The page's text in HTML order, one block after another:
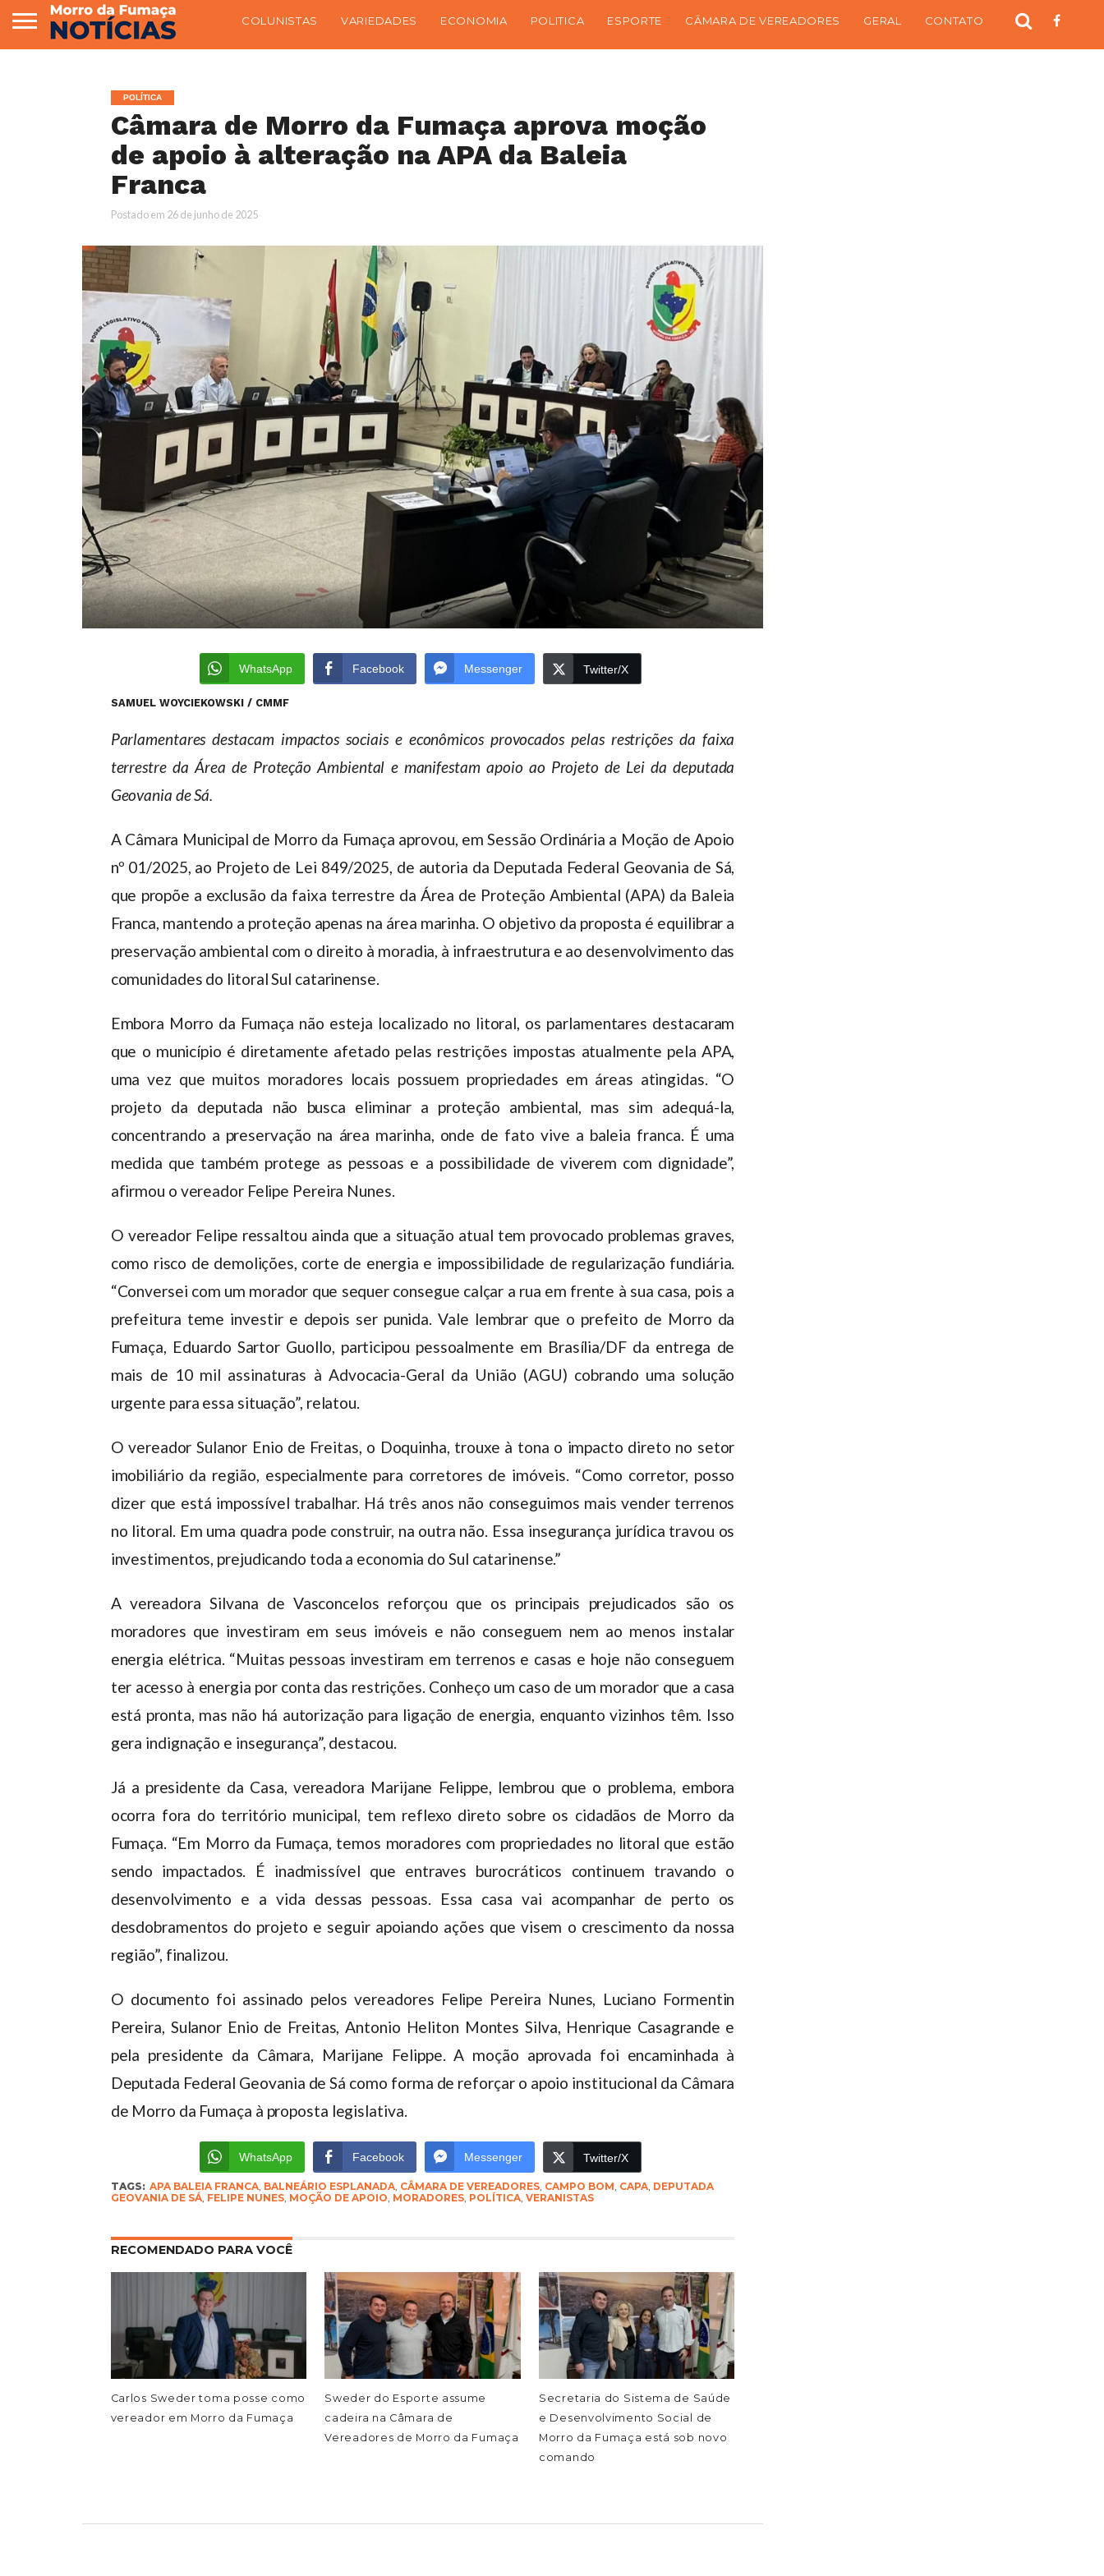
COLUNISTAS VARIEDADES ECONOMIA POLITICA ESPORTE CÂMARA DE VEREADORES GERAL CONTATO
POLÍTICA
Câmara de Morro da Fumaça aprova moção
de apoio à alteração na APA da Baleia
Franca
Postado em 26 de junho de 2025
WhatsApp Facebook Messenger Twitter/X
SAMUEL WOYCIEKOWSKI / CMMF
Parlamentares destacam impactos sociais e econômicos provocados pelas restrições da faixa
terrestre da Área de Proteção Ambiental e manifestam apoio ao Projeto de Lei da deputada
Geovania de Sá.
A Câmara Municipal de Morro da Fumaça aprovou, em Sessão Ordinária a Moção de Apoio
nº 01/2025, ao Projeto de Lei 849/2025, de autoria da Deputada Federal Geovania de Sá,
que propõe a exclusão da faixa terrestre da Área de Proteção Ambiental (APA) da Baleia
Franca, mantendo a proteção apenas na área marinha. O objetivo da proposta é equilibrar a
preservação ambiental com o direito à moradia, à infraestrutura e ao desenvolvimento das
comunidades do litoral Sul catarinense.
Embora Morro da Fumaça não esteja localizado no litoral, os parlamentares destacaram
que o município é diretamente afetado pelas restrições impostas atualmente pela APA,
uma vez que muitos moradores locais possuem propriedades em áreas atingidas. “O
projeto da deputada não busca eliminar a proteção ambiental, mas sim adequá-la,
concentrando a preservação na área marinha, onde de fato vive a baleia franca. É uma
medida que também protege as pessoas e a possibilidade de viverem com dignidade”,
afirmou o vereador Felipe Pereira Nunes.
O vereador Felipe ressaltou ainda que a situação atual tem provocado problemas graves,
como risco de demolições, corte de energia e impossibilidade de regularização fundiária.
“Conversei com um morador que sequer consegue calçar a rua em frente à sua casa, pois a
prefeitura teme investir e depois ser punida. Vale lembrar que o prefeito de Morro da
Fumaça, Eduardo Sartor Guollo, participou pessoalmente em Brasília/DF da entrega de
mais de 10 mil assinaturas à Advocacia-Geral da União (AGU) cobrando uma solução
urgente para essa situação”, relatou.
O vereador Sulanor Enio de Freitas, o Doquinha, trouxe à tona o impacto direto no setor
imobiliário da região, especialmente para corretores de imóveis. “Como corretor, posso
dizer que está impossível trabalhar. Há três anos não conseguimos mais vender terrenos
no litoral. Em uma quadra pode construir, na outra não. Essa insegurança jurídica travou os
investimentos, prejudicando toda a economia do Sul catarinense.”
A vereadora Silvana de Vasconcelos reforçou que os principais prejudicados são os
moradores que investiram em seus imóveis e não conseguem nem ao menos instalar
energia elétrica. “Muitas pessoas investiram em terrenos e casas e hoje não conseguem
ter acesso à energia por conta das restrições. Conheço um caso de um morador que a casa
está pronta, mas não há autorização para ligação de energia, enquanto vizinhos têm. Isso
gera indignação e insegurança”, destacou.
Já a presidente da Casa, vereadora Marijane Felippe, lembrou que o problema, embora
ocorra fora do território municipal, tem reflexo direto sobre os cidadãos de Morro da
Fumaça. “Em Morro da Fumaça, temos moradores com propriedades no litoral que estão
sendo impactados. É inadmissível que entraves burocráticos continuem travando o
desenvolvimento e a vida dessas pessoas. Essa casa vai acompanhar de perto os
desdobramentos do projeto e seguir apoiando ações que visem o crescimento da nossa
região”, finalizou.
O documento foi assinado pelos vereadores Felipe Pereira Nunes, Luciano Formentin
Pereira, Sulanor Enio de Freitas, Antonio Heliton Montes Silva, Henrique Casagrande e
pela presidente da Câmara, Marijane Felippe. A moção aprovada foi encaminhada à
Deputada Federal Geovania de Sá como forma de reforçar o apoio institucional da Câmara
de Morro da Fumaça à proposta legislativa.
WhatsApp Facebook Messenger Twitter/X
TAGS: APA BALEIA FRANCA, BALNEÁRIO ESPLANADA, CÂMARA DE VEREADORES, CAMPO BOM, CAPA, DEPUTADA
GEOVANIA DE SÁ, FELIPE NUNES, MOÇÃO DE APOIO, MORADORES, POLÍTICA, VERANISTAS
RECOMENDADO PARA VOCÊ
Carlos Sweder toma posse como
vereador em Morro da Fumaça
Sweder do Esporte assume
cadeira na Câmara de
Vereadores de Morro da Fumaça
Secretaria do Sistema de Saúde
e Desenvolvimento Social de
Morro da Fumaça está sob novo
comando